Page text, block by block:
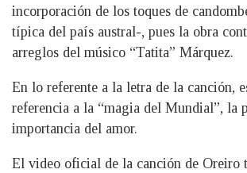
incorporación de los toques de
típica del país austral-, pues la obra
arreglos del músico “Tatita” Márquez.
En lo referente a la letra de la canción,
referencia a la “magia del Mundial”, la
importancia del amor.
El video oficial de la canción de Oreiro